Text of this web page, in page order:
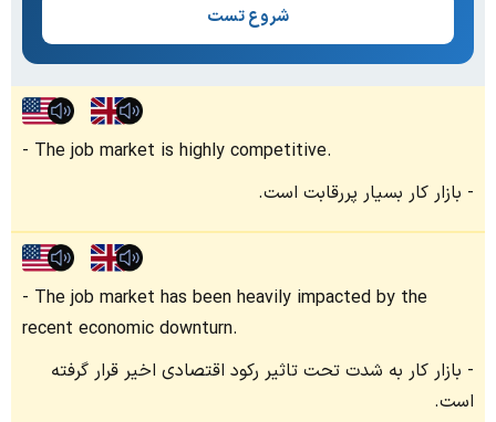
شروع تست
The job market is highly competitive.
بازار کار بسیار پررقابت است.
The job market has been heavily impacted by the
recent economic downturn.
بازار کار به شدت تحت تاثیر رکود اقتصادی اخیر قرار گرفته
است.